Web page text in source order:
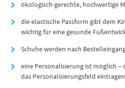
ökologisch gerechte, hochwertige
die elastische Passform gibt dem
wichtig für eine gesunde
Schuhe werden nach
eine Personalisierung ist möglich –
das Personalisierungsfeld eintragen